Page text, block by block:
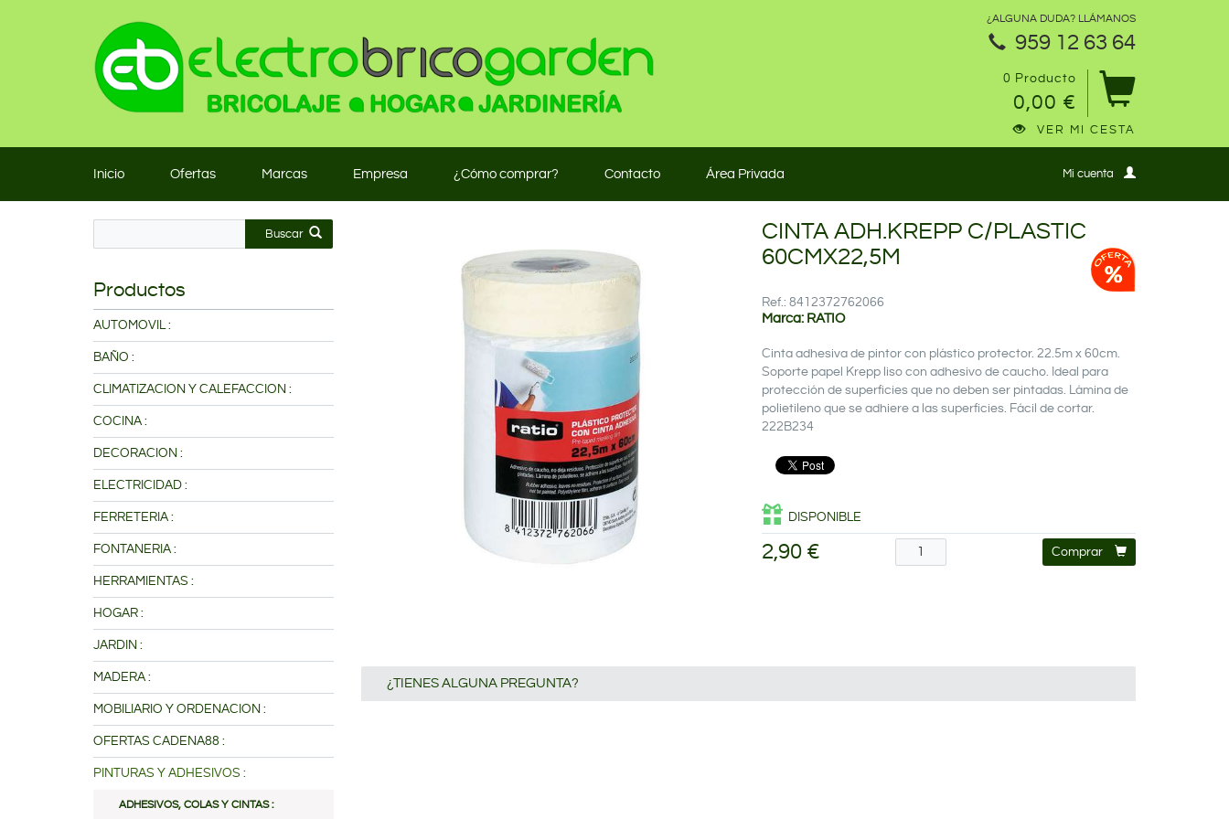
¿ALGUNA DUDA? LLÁMANOS
959 12 63 64
0 Producto
0,00 €
VER MI CESTA
Inicio Ofertas Marcas Empresa ¿Cómo comprar? Contacto Área Privada Mi cuenta
Buscar
Productos
AUTOMOVIL :
BAÑO :
CLIMATIZACION Y CALEFACCION :
COCINA :
DECORACION :
ELECTRICIDAD :
FERRETERIA :
FONTANERIA :
HERRAMIENTAS :
HOGAR :
JARDIN :
MADERA :
MOBILIARIO Y ORDENACION :
OFERTAS CADENA88 :
PINTURAS Y ADHESIVOS :
ADHESIVOS, COLAS Y CINTAS :
CINTA ADH.KREPP C/PLASTIC
60CMX22,5M
Ref.: 8412372762066
Marca: RATIO
Cinta adhesiva de pintor con plástico protector. 22.5m x 60cm.
Soporte papel Krepp liso con adhesivo de caucho. Ideal para
protección de superficies que no deben ser pintadas. Lámina de
polietileno que se adhiere a las superficies. Fácil de cortar.
222B234
DISPONIBLE
2,90 € Comprar
¿TIENES ALGUNA PREGUNTA?